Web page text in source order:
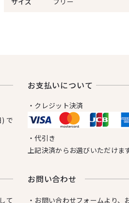
で
お⽀払いについて
・クレジット決済
・代引き
上記決済からお選びいただけます
て
お問い合わせ
・お問い合わせフォームより、